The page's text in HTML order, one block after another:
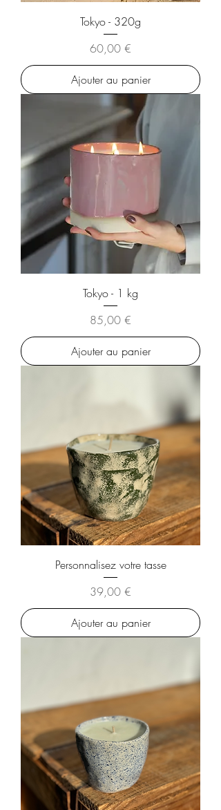
Tokyo - 320g
Prix
60,00 €
Ajouter au panier
Tokyo - 1 kg
Prix
85,00 €
Ajouter au panier
Personnalisez votre tasse
Prix
39,00 €
Ajouter au panier